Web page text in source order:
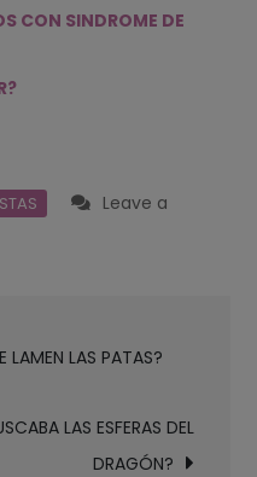
CON SINDROME DE
Leave a
LAMEN LAS PATAS?
LAS ESFERAS DEL
DRAGÓN?